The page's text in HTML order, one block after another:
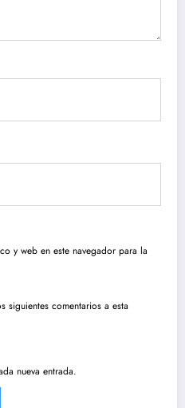
y web en este navegador para la
comentarios a esta
nueva entrada.